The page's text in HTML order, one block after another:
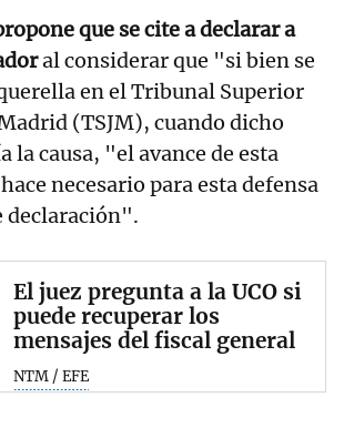
que se cite a declarar a
al considerar que "si bien se
en el Tribunal Superior
(TSJM), cuando dicho
causa, "el avance de esta
necesario para esta defensa
declaración".
El juez pregunta a la UCO si
puede recuperar los
mensajes del fiscal general
NTM / EFE